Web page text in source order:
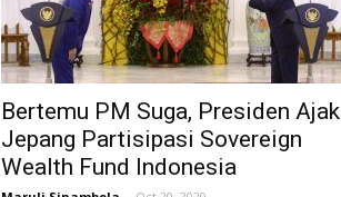
Bertemu PM Suga, Presiden Ajak
Jepang Partisipasi Sovereign
Wealth Fund Indonesia